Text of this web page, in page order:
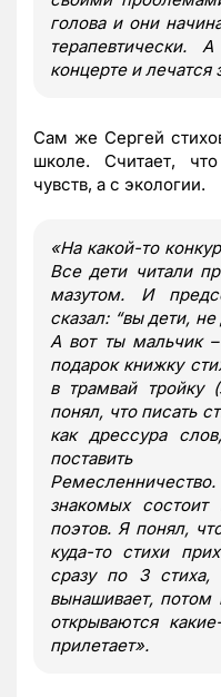
голова и они
концерте и лечатся
Сам же Сергей
школе. Считает,
чувств, а с экологии.
«На какой-то
Все дети читали
мазутом. И
сказал: “вы дети,
А вот ты мальчик
подарок книжку
в трамвай
понял, что писать
как дрессура
поставить
знакомых состоит
поэтов. Я понял,
куда-то стихи
сразу по 3
вынашивает,
открываются
прилетает».